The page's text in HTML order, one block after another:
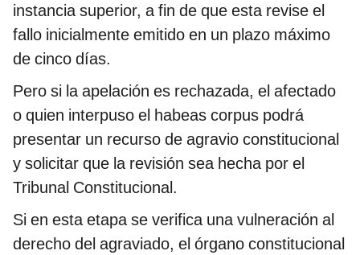
instancia superior, a fin de que esta revise el
fallo inicialmente emitido en un plazo máximo
de cinco días.
Pero si la apelación es rechazada, el afectado
o quien interpuso el habeas corpus podrá
presentar un recurso de agravio constitucional
y solicitar que la revisión sea hecha por el
Tribunal Constitucional.
Si en esta etapa se verifica una vulneración al
derecho del agraviado, el órgano constitucional